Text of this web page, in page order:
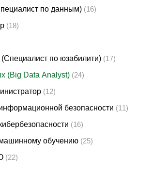
по данным) (16)
(18)
по юзабилити) (17)
(Big Data Analyst) (24)
(12)
безопасности (11)
(16)
обучению (25)
(22)